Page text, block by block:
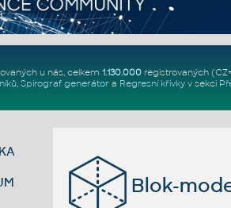
u nás, celkem 1.130.000registrovaných
, Spirograf generátor a Regresní křivkyv sekci
Blok-